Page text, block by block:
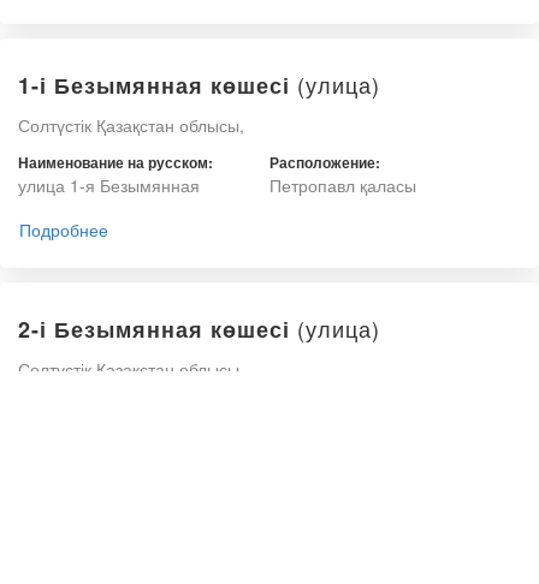
1-і Безымянная көшесі (улица)
Солтүстік Қазақстан облысы,
Наименование на русском:
улица 1-я Безымянная
Расположение:
Петропавл қаласы
Подробнее
2-і Безымянная көшесі (улица)
Солтүстік Қазақстан облысы,